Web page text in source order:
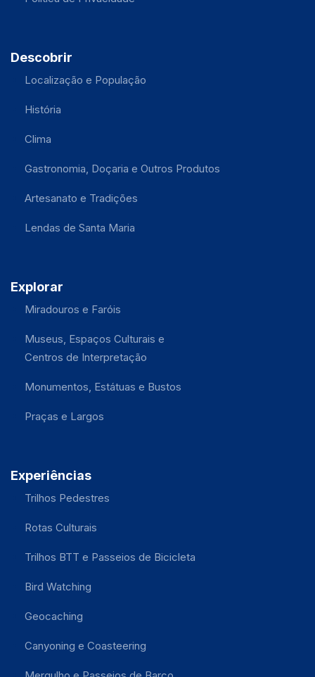
Descobrir
Localização e População
História
Clima
Gastronomia, Doçaria e Outros Produtos
Artesanato e Tradições
Lendas de Santa Maria
Explorar
Miradouros e Faróis
Museus, Espaços Culturais e
Centros de Interpretação
Monumentos, Estátuas e Bustos
Praças e Largos
Experiências
Trilhos Pedestres
Rotas Culturais
Trilhos BTT e Passeios de Bicicleta
Bird Watching
Geocaching
Canyoning e Coasteering